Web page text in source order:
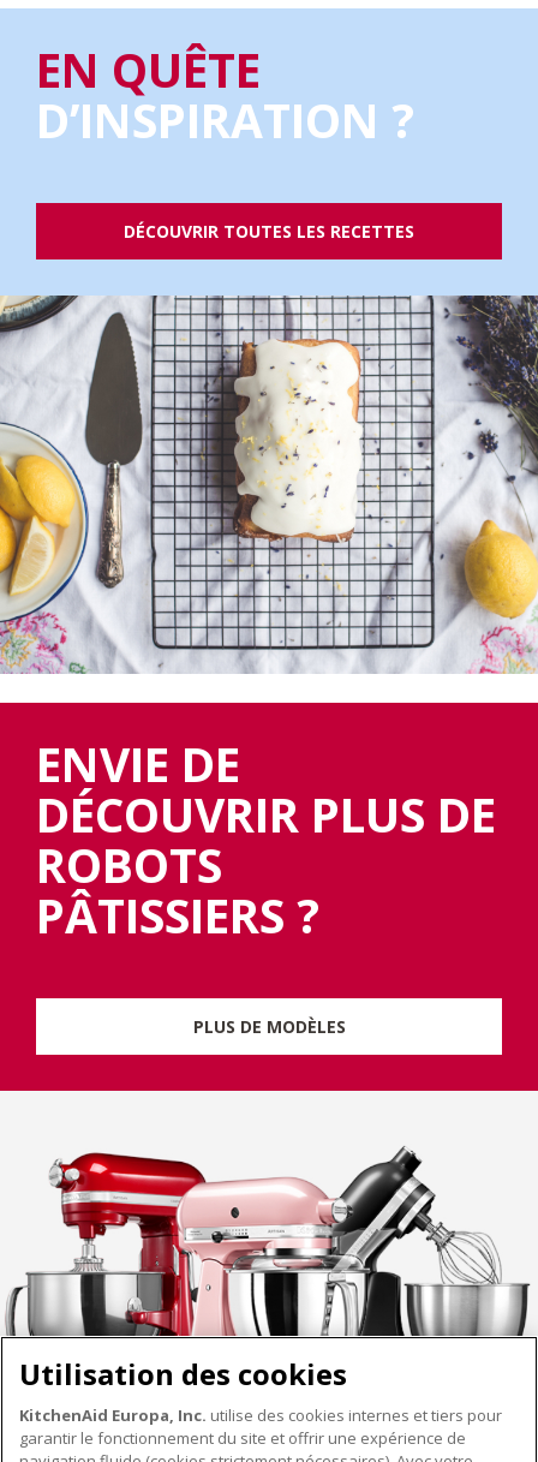
EN QUÊTE
D’INSPIRATION ?
DÉCOUVRIR TOUTES LES RECETTES
ENVIE DE
DÉCOUVRIR PLUS DE
ROBOTS
PÂTISSIERS ?
PLUS DE MODÈLES
Utilisation des cookies
KitchenAid Europa, Inc. utilise des cookies internes et tiers pour
garantir le fonctionnement du site et offrir une expérience de